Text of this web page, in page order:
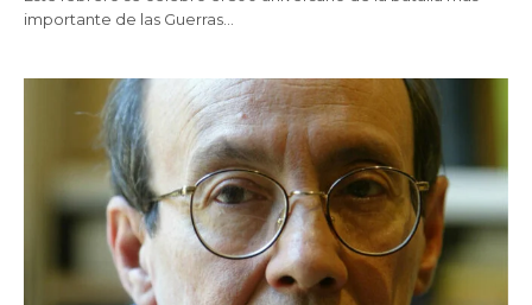
importante de las Guerras…